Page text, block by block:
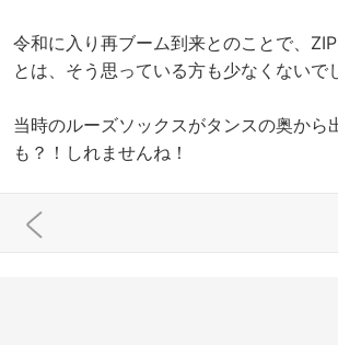
令和に入り再ブーム到来とのことで、
とは、そう思っている方も少なくないで
当時のルーズソックスがタンスの奥から
も？！しれませんね！